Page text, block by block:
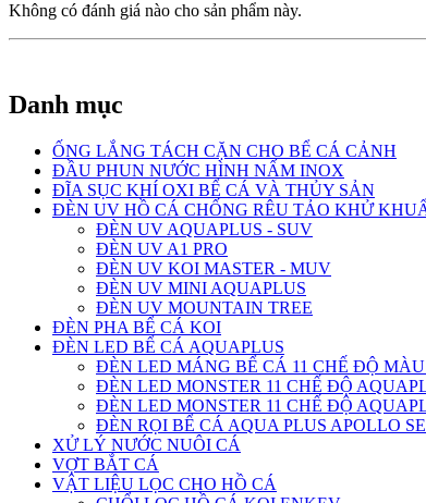
Không có đánh giá nào cho sản phẩm này.
Danh mục
ỐNG LẮNG TÁCH CẶN CHO BỂ CÁ CẢNH
ĐẦU PHUN NƯỚC HÌNH NẤM INOX
ĐĨA SỤC KHÍ OXI BỂ CÁ VÀ THỦY SẢN
ĐÈN UV HỒ CÁ CHỐNG RÊU TẢO KHỬ
ĐÈN UV AQUAPLUS - SUV
ĐÈN UV A1 PRO
ĐÈN UV KOI MASTER - MUV
ĐÈN UV MINI AQUAPLUS
ĐÈN UV MOUNTAIN TREE
ĐÈN PHA BỂ CÁ KOI
ĐÈN LED BỂ CÁ AQUAPLUS
ĐÈN LED MÁNG BỂ CÁ 11 CHẾ ĐỘ
ĐÈN LED MONSTER 11 CHẾ ĐỘ
ĐÈN LED MONSTER 11 CHẾ ĐỘ
ĐÈN RỌI BỂ CÁ AQUA PLUS APOLLO
XỬ LÝ NƯỚC NUÔI CÁ
VỢT BẮT CÁ
VẬT LIỆU LỌC CHO HỒ CÁ